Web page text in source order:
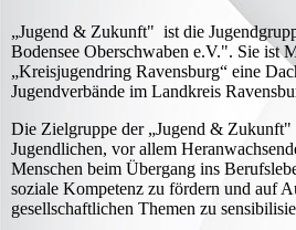
„Jugend & Zukunft" ist die
Bodensee Oberschwaben e.V.". Sie ist
„Kreisjugendring Ravensburg“ eine
Jugendverbände im Landkreis
Die Zielgruppe der „Jugend & Zukunft"
Jugendlichen, vor allem
Menschen beim Übergang ins
soziale Kompetenz zu fördern und auf
gesellschaftlichen Themen zu